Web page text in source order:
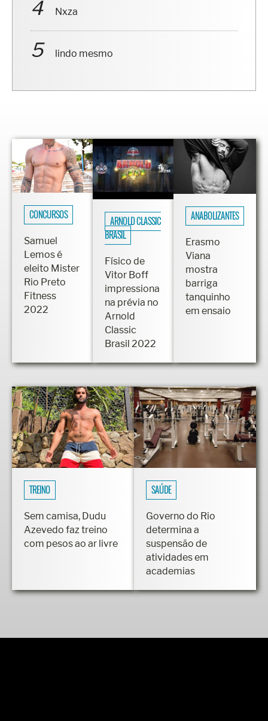
Nxza
lindo mesmo
CONCURSOS
Samuel
Lemos é
eleito Mister
Rio Preto
Fitness
2022
ARNOLD CLASSIC
BRASIL
Físico de
Vitor Boff
impressiona
na prévia no
Arnold
Classic
Brasil 2022
ANABOLIZANTES
Erasmo
Viana
mostra
barriga
tanquinho
em ensaio
TREINO
Sem camisa, Dudu
Azevedo faz treino
com pesos ao ar livre
SAÚDE
Governo do Rio
determina a
suspensão de
atividades em
academias